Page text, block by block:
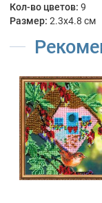
Кол-во цветов: 9
Размер: 2.3x4.8 см